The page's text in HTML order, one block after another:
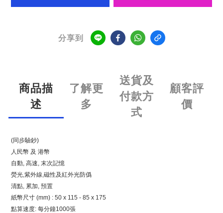
分享到
商品描
述
了解更
多
送貨及
付款方
式
顧客評
價
(同步驗鈔)
人民幣 及 港幣
自動, 高速, 末次記憶
熒光,紫外線,磁性及紅外光防僞
清點, 累加, 預置
紙幣尺寸 (mm) : 50 x 115 - 85 x 175
點算速度: 每分鐘1000張